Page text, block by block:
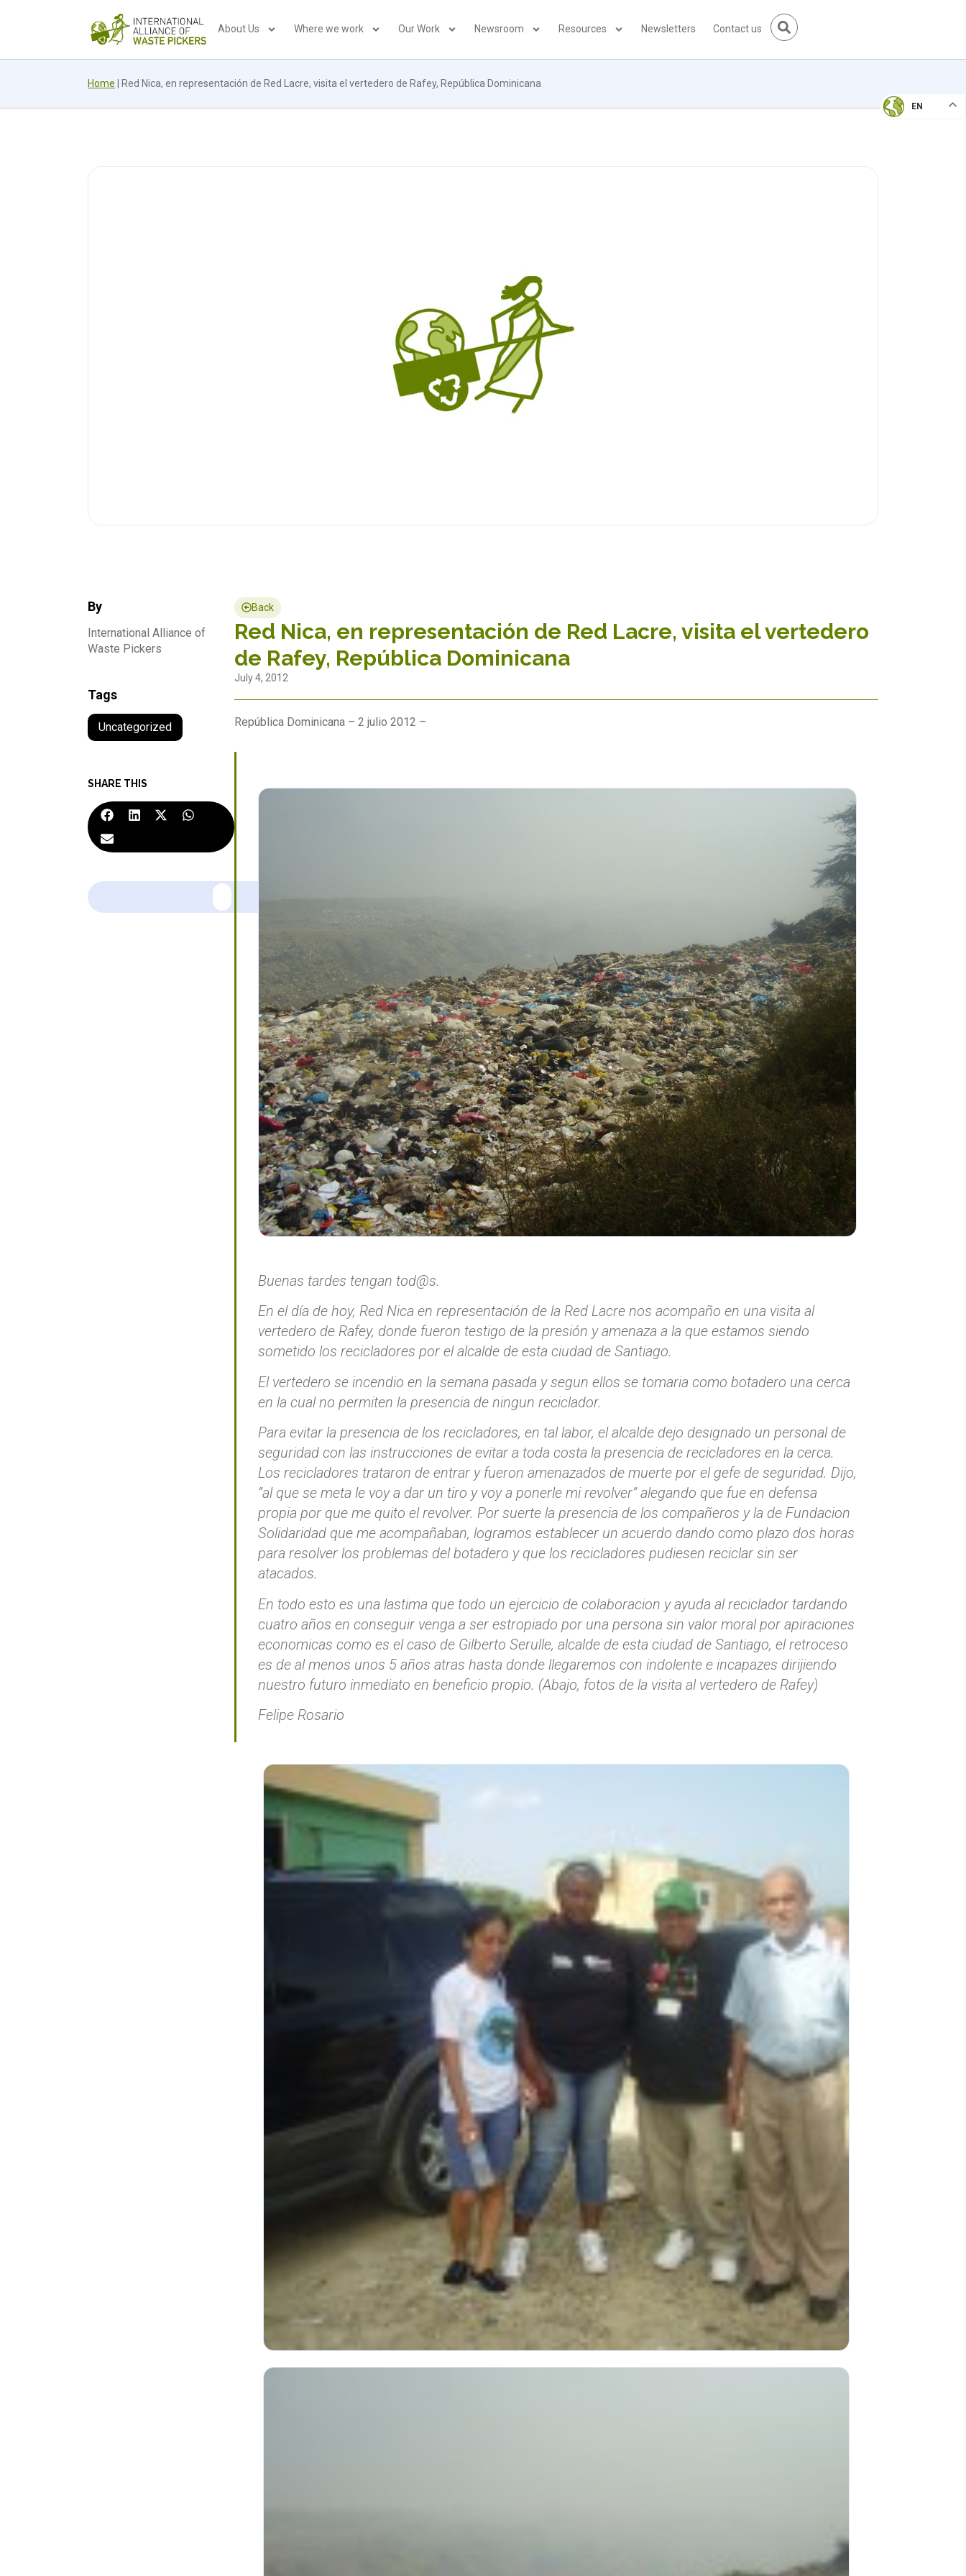
About Us Where we work Our Work Newsroom Resources Newsletters Contact us
Home Red Nica, en representación de Red Lacre, visita el vertedero de Rafey, República Dominicana
EN
By
International Alliance of
Waste Pickers
Tags
Uncategorized
SHARE THIS
Back
Red Nica, en representación de Red Lacre, visita el vertedero
de Rafey, República Dominicana
July 4, 2012
República Dominicana – 2 julio 2012 –
Buenas tardes tengan tod@s.
En el día de hoy, Red Nica en representación de la Red Lacre nos acompaño en una visita al
vertedero de Rafey, donde fueron testigo de la presión y amenaza a la que estamos siendo
sometido los recicladores por el alcalde de esta ciudad de Santiago.
El vertedero se incendio en la semana pasada y segun ellos se tomaria como botadero una cerca
en la cual no permiten la presencia de ningun reciclador.
Para evitar la presencia de los recicladores, en tal labor, el alcalde dejo designado un personal de
seguridad con las instrucciones de evitar a toda costa la presencia de recicladores en la cerca.
Los recicladores trataron de entrar y fueron amenazados de muerte por el gefe de seguridad. Dijo,
“al que se meta le voy a dar un tiro y voy a ponerle mi revolver” alegando que fue en defensa
propia por que me quito el revolver. Por suerte la presencia de los compañeros y la de Fundacion
Solidaridad que me acompañaban, logramos establecer un acuerdo dando como plazo dos horas
para resolver los problemas del botadero y que los recicladores pudiesen reciclar sin ser
atacados.
En todo esto es una lastima que todo un ejercicio de colaboracion y ayuda al reciclador tardando
cuatro años en conseguir venga a ser estropiado por una persona sin valor moral por apiraciones
economicas como es el caso de Gilberto Serulle, alcalde de esta ciudad de Santiago, el retroceso
es de al menos unos 5 años atras hasta donde llegaremos con indolente e incapazes dirijiendo
nuestro futuro inmediato en beneficio propio. (Abajo, fotos de la visita al vertedero de Rafey)
Felipe Rosario